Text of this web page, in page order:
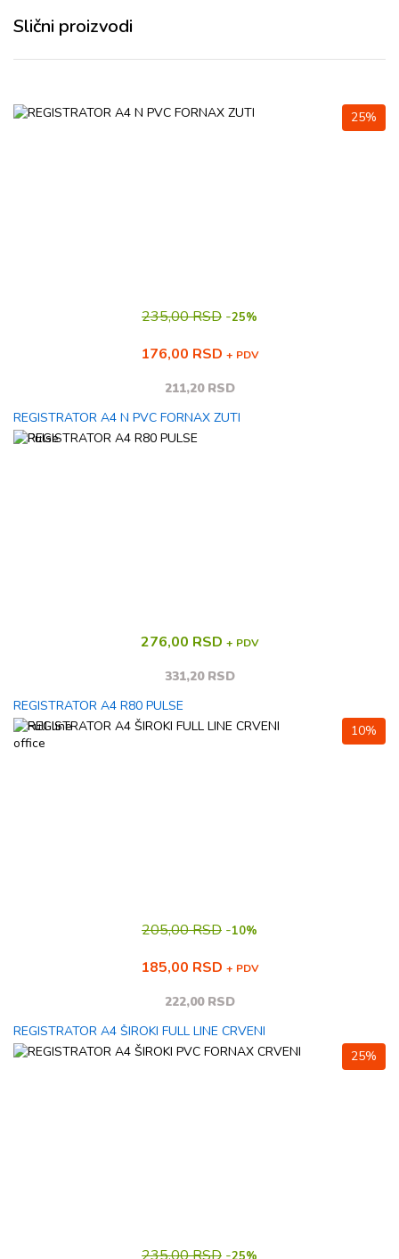
Slični proizvodi
25%
235,00 RSD -25%
176,00 RSD + PDV
211,20 RSD
REGISTRATOR A4 N PVC FORNAX ZUTI
276,00 RSD + PDV
331,20 RSD
REGISTRATOR A4 R80 PULSE
10%
205,00 RSD -10%
185,00 RSD + PDV
222,00 RSD
REGISTRATOR A4 ŠIROKI FULL LINE CRVENI
25%